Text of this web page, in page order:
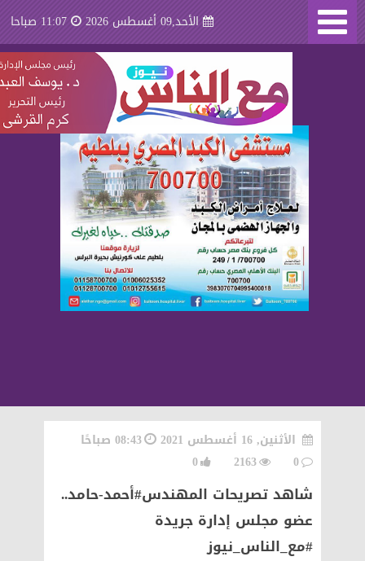
الأحد,09 أغسطس 2026 11:07 صباحا
الأثنين, 16 أغسطس 2021
08:43 صباحًا
0
2163
0
شاهد تصريحات المهندس#أحمد-حامد..
عضو مجلس إدارة جريدة
#مع_الناس_نيوز